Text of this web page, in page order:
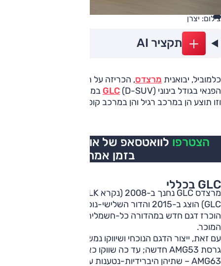
צילום: יצרן
תקציר AI
כלמוביל, יבואנית מרצדס, הכריזה על תחילת השיווק של דגם
הפנאי בגודל בינוני (D-SUV)
GLC
וזו תוצע הן במרכב רגיל והן במרכב קופה.
הצטרפו לוואטסאפ של אוטו, כל העדכונים
בזמן אמת
GLC בכללי
הוכרז דגם חדש במהדורה כל-חשמלית, והוא שונה מהיסוד מזה
המוכר.
עם זאת, ייצור הדגם הנוכחי ושיווקו נמשך, ובתחילת השנה הוצגה